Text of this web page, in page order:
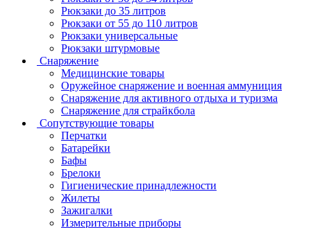
Рюкзаки до 35 литров
Рюкзаки от 55 до 110 литров
Рюкзаки универсальные
Рюкзаки штурмовые
Снаряжение
Медицинские товары
Оружейное снаряжение и военная аммуниция
Снаряжение для активного отдыха и туризма
Снаряжение для страйкбола
Сопутствующие товары
Перчатки
Батарейки
Бафы
Брелоки
Гигиенические принадлежности
Жилеты
Зажигалки
Измерительные приборы